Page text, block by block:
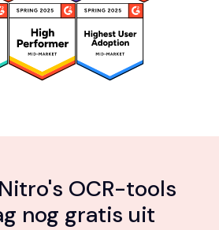
OCR-tools
nog gratis uit